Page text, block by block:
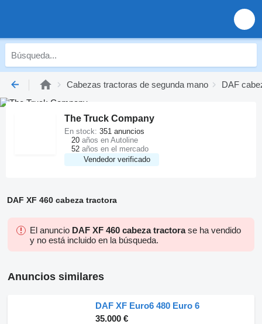
Cabezas tractoras de segunda mano DAF
The Truck Company
Vendedor verificado
En stock: 351 anuncios
20 años en Autoline
52 años en el mercado
DAF XF 460 cabeza tractora
El anuncio DAF XF 460 cabeza tractorase ha vendido
y no está incluido en la búsqueda.
Anuncios similares
DAF XF Euro6 480 Euro 6
35.000 €